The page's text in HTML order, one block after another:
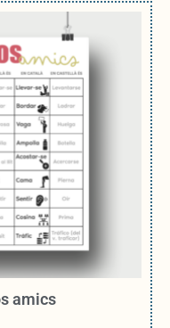
amics